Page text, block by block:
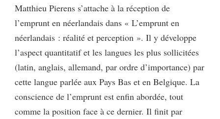
Matthieu Pierens s’attache à la réception de
l’emprunt en néerlandais dans « L’emprunt en
néerlandais : réalité et perception ». Il y développe
l’aspect quantitatif et les langues les plus sollicitées
(latin, anglais, allemand, par ordre d’importance) par
cette langue parlée aux Pays Bas et en Belgique. La
conscience de l’emprunt est enfin abordée, tout
comme la position face à ce dernier. Il finit par